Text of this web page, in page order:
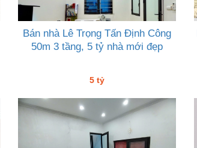
Bán nhà Lê Trọng Tấn Định Công
50m 3 tầng, 5 tỷ nhà mới đẹp
5 tỷ